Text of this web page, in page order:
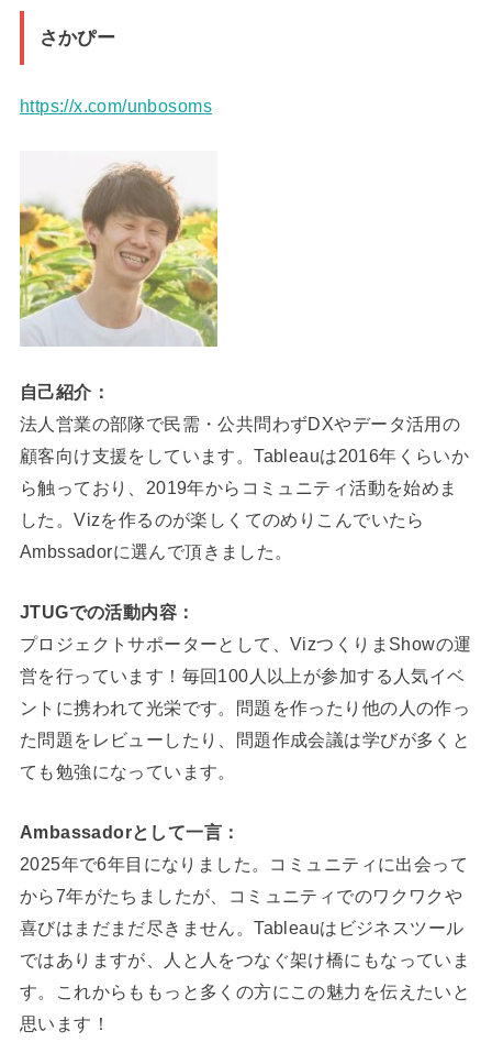
さかぴー
https://x.com/unbosoms
自己紹介：
法人営業の部隊で民需・公共問わずDXやデータ活用の
顧客向け支援をしています。Tableauは2016年くらいか
ら触っており、2019年からコミュニティ活動を始めま
した。Vizを作るのが楽しくてのめりこんでいたら
Ambssadorに選んで頂きました。
JTUGでの活動内容：
プロジェクトサポーターとして、VizつくりまShowの運
営を行っています！毎回100人以上が参加する人気イベ
ントに携われて光栄です。問題を作ったり他の人の作っ
た問題をレビューしたり、問題作成会議は学びが多くと
ても勉強になっています。
Ambassadorとして一言：
2025年で6年目になりました。コミュニティに出会って
から7年がたちましたが、コミュニティでのワクワクや
喜びはまだまだ尽きません。Tableauはビジネスツール
ではありますが、人と人をつなぐ架け橋にもなっていま
す。これからももっと多くの方にこの魅力を伝えたいと
思います！